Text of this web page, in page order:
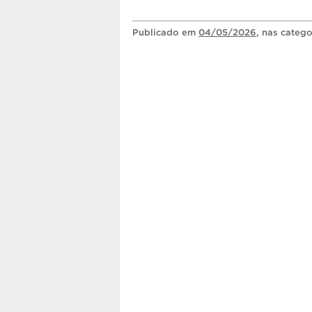
Publicado em 04/05/2026, nas